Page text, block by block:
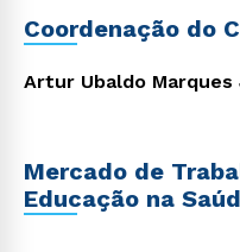
Coordenação do
Artur Ubaldo Marques
Mercado de
Educação na